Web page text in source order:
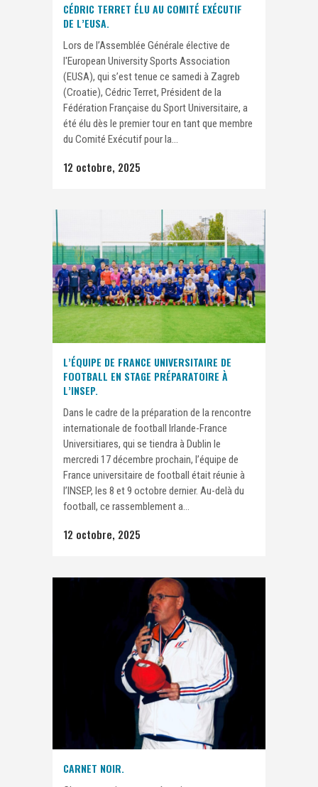
CÉDRIC TERRET ÉLU AU COMITÉ EXÉCUTIF
DE L’EUSA.
Lors de l’Assemblée Générale élective de
l'European University Sports Association
(EUSA), qui s’est tenue ce samedi à Zagreb
(Croatie), Cédric Terret, Président de la
Fédération Française du Sport Universitaire, a
été élu dès le premier tour en tant que membre
du Comité Exécutif pour la...
12 octobre, 2025
L’ÉQUIPE DE FRANCE UNIVERSITAIRE DE
FOOTBALL EN STAGE PRÉPARATOIRE À
L’INSEP.
Dans le cadre de la préparation de la rencontre
internationale de football Irlande-France
Universitiares, qui se tiendra à Dublin le
mercredi 17 décembre prochain, l’équipe de
France universitaire de football était réunie à
l’INSEP, les 8 et 9 octobre dernier. Au-delà du
football, ce rassemblement a...
12 octobre, 2025
CARNET NOIR.